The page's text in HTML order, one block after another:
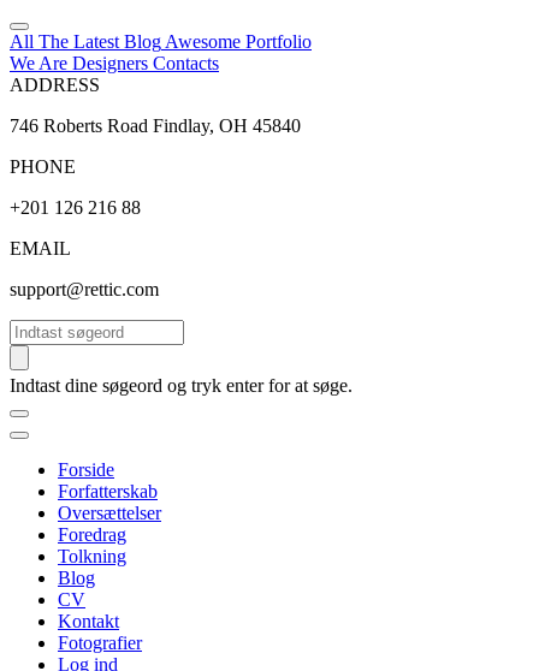
All The Latest Blog Awesome Portfolio
We Are Designers Contacts
ADDRESS
746 Roberts Road Findlay, OH 45840
PHONE
+201 126 216 88
EMAIL
support@rettic.com
Søg
Indtast dine søgeord og tryk enter for at søge.
Forside
Forfatterskab
Oversættelser
Foredrag
Tolkning
Blog
CV
Kontakt
Fotografier
Log ind